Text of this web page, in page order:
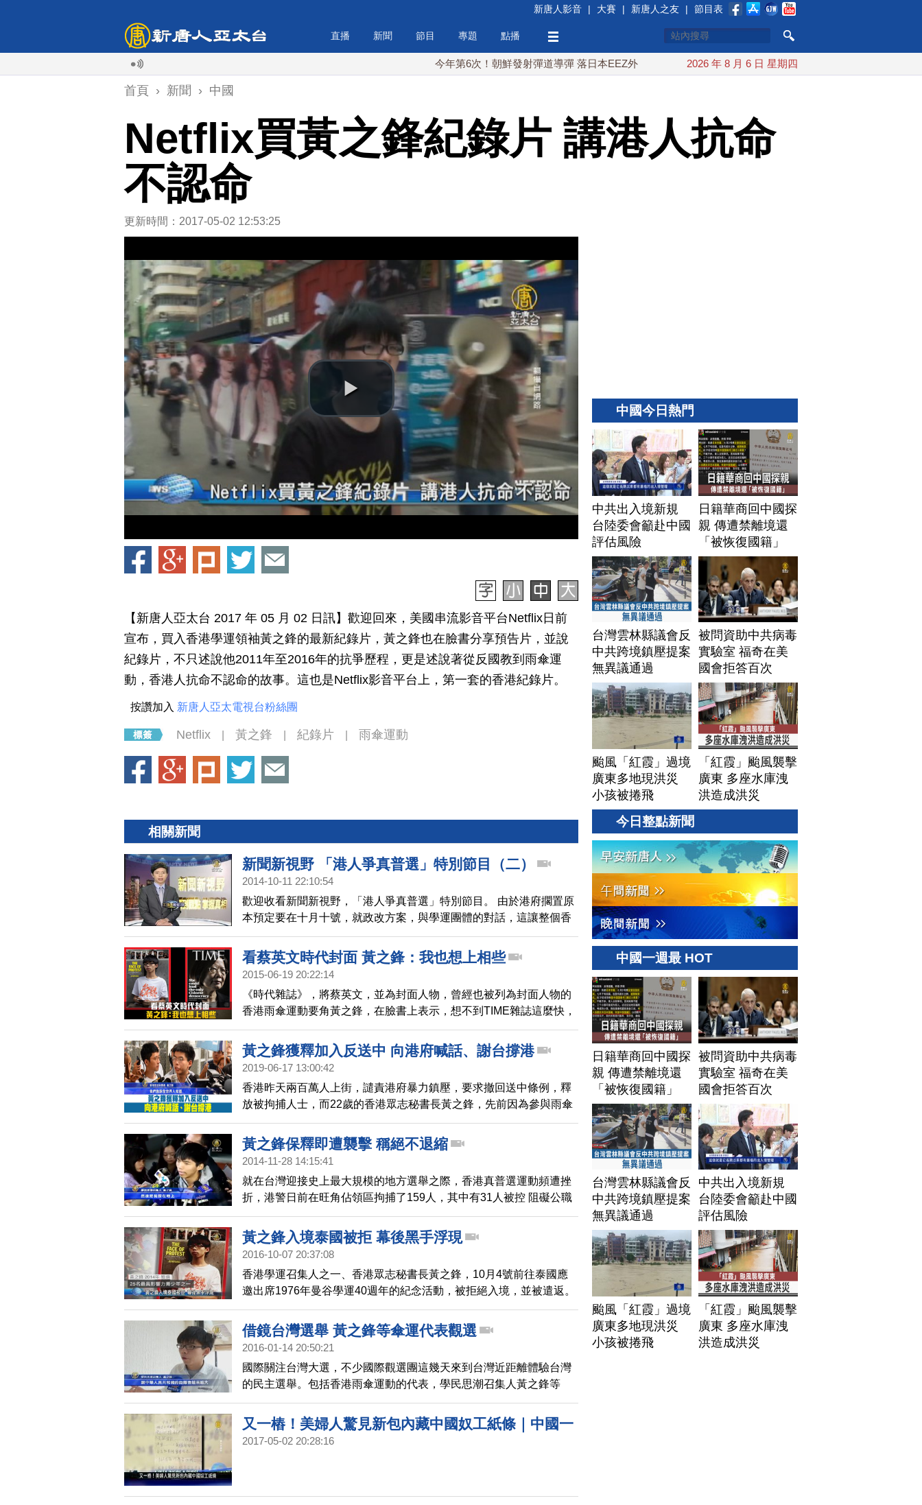
新唐人影音 | 大賽 | 新唐人之友 | 節目表
直播 新聞 節目 專題 點播
今年第6次！朝鮮發射彈道導彈 落日本EEZ外 紅海戰火續升溫 也門胡塞武裝稱又襲擊沙特油輪
2026 年 8 月 6 日 星期四
首頁 › 新聞 › 中國
Netflix買黃之鋒紀錄片 講港人抗命
不認命
更新時間：2017-05-02 12:53:25
【新唐人亞太台 2017 年 05 月 02 日訊】歡迎回來，美國串流影音平台Netflix日前
宣布，買入香港學運領袖黃之鋒的最新紀錄片，黃之鋒也在臉書分享預告片，並說
紀錄片，不只述說他2011年至2016年的抗爭歷程，更是述說著從反國教到雨傘運
動，香港人抗命不認命的故事。這也是Netflix影音平台上，第一套的香港紀錄片。
按讚加入 新唐人亞太電視台粉絲團
Netflix 黃之鋒 紀錄片 雨傘運動
相關新聞
新聞新視野 「港人爭真普選」特別節目（二）
2014-10-11 22:10:54
歡迎收看新聞新視野，「港人爭真普選」特別節目。 由於港府擱置原
本預定要在十月十號，就政改方案，與學運團體的對話，這讓整個香
港公民抗命爭普選的運動，再往上升級，學民思潮更號召香港市民，
以一人一帳篷的方式，全面佔領街道，來作為對政務司司長林鄭月
娥，取消與學聯公開對話的回應。而這一場香港民主運動，儘管到目
以及中國民眾，乃至國際社會，發出強烈的訊號。這一集的新聞新視
野，我們將分別從經濟、公民自主、以及港人爭民主的歷史脈絡，為
您做深入的探討。
看蔡英文時代封面 黃之鋒：我也想上相些
2015-06-19 20:22:14
《時代雜誌》，將蔡英文，並為封面人物，曾經也被列為封面人物的
香港雨傘運動要角黃之鋒，在臉書上表示，想不到TIME雜誌這麼快，
就形容蔡英文是唯一可以帶領華人民主的人，不過，有雨傘運動的夥
伴對黃之鋒說，怎麼人家上時代封面，個個都很霸氣，就只有你像小
毛頭樣；黃之鋒幽默回應，我也希望TIME讓我上相一點。去年，年僅
臉孔。
黃之鋒獲釋加入反送中 向港府喊話、謝台撐港
2019-06-17 13:00:42
香港昨天兩百萬人上街，譴責港府暴力鎮壓，要求撤回送中條例，釋
放被拘捕人士，而22歲的香港眾志秘書長黃之鋒，先前因為參與雨傘
運動，遭判刑兩個月，今天刑滿獲釋，黃之鋒嚴正要求港府，收回將
612定義為暴動的說法，並停止搜捕示威者，黃之鋒也對這陣子台灣
聲援香港，表示感謝，請我們記者帶來現場最新情況。
黃之鋒保釋即遭襲擊 稱絕不退縮
2014-11-28 14:15:41
就在台灣迎接史上最大規模的地方選舉之際，香港真普選運動頻遭挫
折，港警日前在旺角佔領區拘捕了159人，其中有31人被控 阻礙公職
人員罪，剛獲保釋的學民思潮召集人黃之鋒透露，他遭警方粗暴侵
犯，但他不會退縮。
黃之鋒入境泰國被拒 幕後黑手浮現
2016-10-07 20:37:08
香港學運召集人之一、香港眾志秘書長黃之鋒，10月4號前往泰國應
邀出席1976年曼谷學運40週年的紀念活動，被拒絕入境，並被遣返。
在被當局拘留長達近12小時後被遣返回港，有消息稱，事前中共曾去
信向泰國方面施壓。
借鏡台灣選舉 黃之鋒等傘運代表觀選
2016-01-14 20:50:21
國際關注台灣大選，不少國際觀選團這幾天來到台灣近距離體驗台灣
的民主選舉。包括香港雨傘運動的代表，學民思潮召集人黃之鋒等
人，都專程來台借鏡台灣民主選舉。
又一樁！美婦人驚見新包內藏中國奴工紙條｜中國一
分鐘
2017-05-02 20:28:16
中國今日熱門
中共出入境新規
台陸委會籲赴中國
評估風險
日籍華商回中國探
親 傳遭禁離境還
「被恢復國籍」
台灣雲林縣議會反
中共跨境鎮壓提案
無異議通過
被問資助中共病毒
實驗室 福奇在美
國會拒答百次
颱風「紅霞」過境
廣東多地現洪災
小孩被捲飛
「紅霞」颱風襲擊
廣東 多座水庫洩
洪造成洪災
今日整點新聞
中國一週最 HOT
日籍華商回中國探
親 傳遭禁離境還
「被恢復國籍」
被問資助中共病毒
實驗室 福奇在美
國會拒答百次
台灣雲林縣議會反
中共跨境鎮壓提案
無異議通過
中共出入境新規
台陸委會籲赴中國
評估風險
颱風「紅霞」過境
廣東多地現洪災
小孩被捲飛
「紅霞」颱風襲擊
廣東 多座水庫洩
洪造成洪災